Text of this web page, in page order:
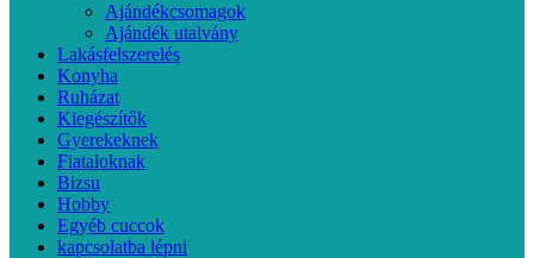
Ajándékcsomagok
Ajándék utalvány
Lakásfelszerelés
Konyha
Ruházat
Kiegészítők
Gyerekeknek
Fiataloknak
Bizsu
Hobby
Egyéb cuccok
kapcsolatba lépni